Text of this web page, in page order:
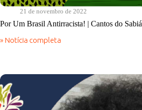
21 de novembro de 2022
Por Um Brasil Antirracista! | Cantos do Sabiá
» Notícia completa
Por
|
Cantos
do
Sabiá